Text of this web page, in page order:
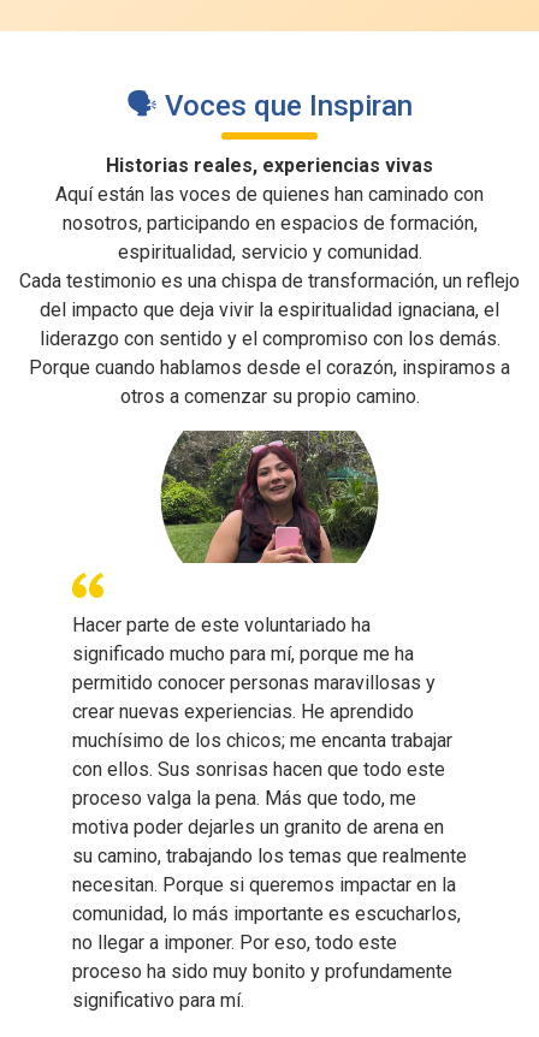
🗣️ Voces que Inspiran
Historias reales, experiencias vivas
Aquí están las voces de quienes han caminado con
nosotros, participando en espacios de formación,
espiritualidad, servicio y comunidad.
Cada testimonio es una chispa de transformación, un reflejo
del impacto que deja vivir la espiritualidad ignaciana, el
liderazgo con sentido y el compromiso con los demás.
Porque cuando hablamos desde el corazón, inspiramos a
otros a comenzar su propio camino.
Hacer parte de este voluntariado ha
significado mucho para mí, porque me ha
permitido conocer personas maravillosas y
crear nuevas experiencias. He aprendido
muchísimo de los chicos; me encanta trabajar
con ellos. Sus sonrisas hacen que todo este
proceso valga la pena. Más que todo, me
motiva poder dejarles un granito de arena en
su camino, trabajando los temas que realmente
necesitan. Porque si queremos impactar en la
comunidad, lo más importante es escucharlos,
no llegar a imponer. Por eso, todo este
proceso ha sido muy bonito y profundamente
significativo para mí.